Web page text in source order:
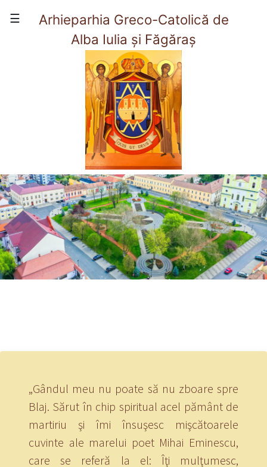
☰
Arhieparhia Greco-Catolică de
Alba Iulia și Făgăraș
×
(current)
Viata Arhieparhiei
„Gândul meu nu poate să nu zboare spre
Blaj. Sărut în chip spiritual acel pământ de
martiriu şi îmi însuşesc mişcătoarele
cuvinte ale marelui poet Mihai Eminescu,
care se referă la el: Îţi mulţumesc,